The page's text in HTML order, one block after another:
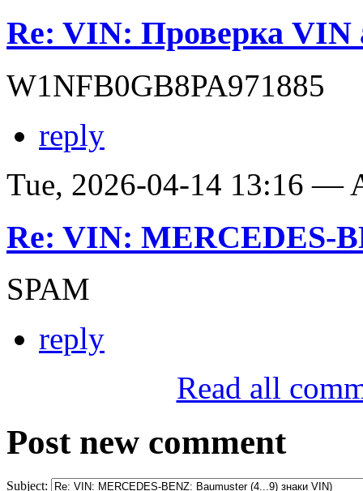
Re: VIN: Проверка VIN
W1NFB0GB8PA971885
reply
Tue, 2026-04-14 13:16 —
Re: VIN: MERCEDES-
SPAM
reply
Read all
Post new comment
Subject: